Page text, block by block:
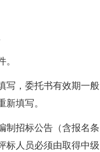
写，委托书有效期一般
填写。
制招标公告（含报名条
标人员必须由取得中级